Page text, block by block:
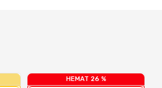
HEMAT 26 %